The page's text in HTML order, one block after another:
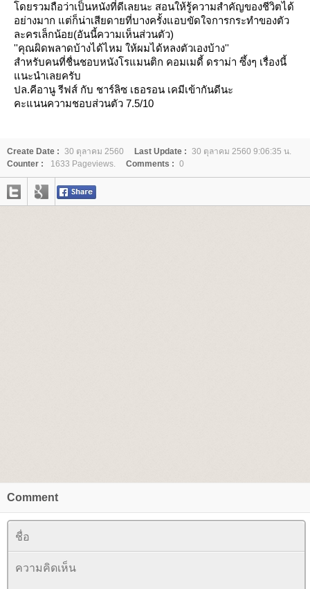
ดยรวมถือว่าเป็นหนังที่ดีเลยนะ สอนให้รู้ความสำคัญของชีวิตได้
อย่างมาก แต่ก็น่าเสียดายที่บางครั้งแอบขัดใจการกระทำของตัว
ละครเล็กน้อย(อันนี้ความเห็นส่วนตัว)
''คุณผิดพลาดบ้างได้ไหม ให้ผมได้หลงตัวเองบ้าง''
สำหรับคนที่ชื่นชอบหนังโรแมนติก คอมเมดี้ ดราม่า ซึ้งๆ เรื่องนี้
นะนำเลยครับ
ปล.คีอานู รีฟส์ กับ ชาร์ลิซ เธอรอน เคมีเข้ากันดีนะ
คะแนนความชอบส่วนตัว 7.5/10
Create Date : 30 ตุลาคม 2560 Last Update : 30 ตุลาคม 2560 9:06:35 น.
Counter :
1633 Pageviews. Comments : 0
Comment